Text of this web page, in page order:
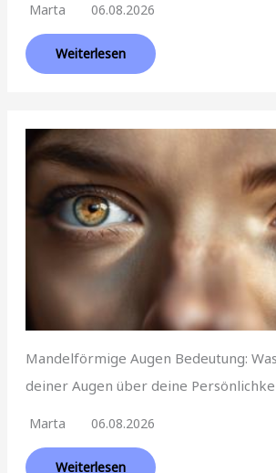
Marta 06.08.2026
Weiterlesen
Mandelförmige Augen Bedeutung:
deiner Augen über deine
Marta 06.08.2026
Weiterlesen